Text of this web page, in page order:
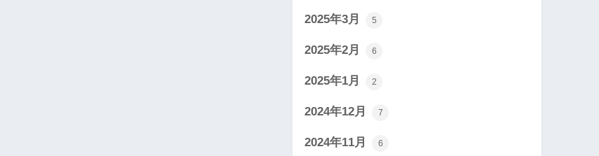
2025年3月 5
2025年2月 6
2025年1月 2
2024年12月 7
2024年11月 6